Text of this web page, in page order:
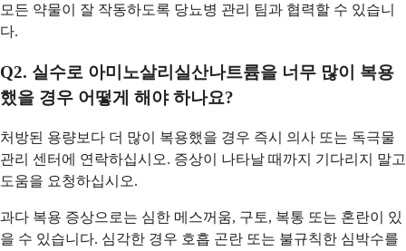
모든 약물이 잘 작동하도록 당뇨병 관리 팀과 협력할 수 있습니
다.
Q2. 실수로 아미노살리실산나트륨을 너무 많이 복용
했을 경우 어떻게 해야 하나요?
처방된 용량보다 더 많이 복용했을 경우 즉시 의사 또는 독극물
관리 센터에 연락하십시오. 증상이 나타날 때까지 기다리지 말고
도움을 요청하십시오.
과다 복용 증상으로는 심한 메스꺼움, 구토, 복통 또는 혼란이 있
을 수 있습니다. 심각한 경우 호흡 곤란 또는 불규칙한 심박수를